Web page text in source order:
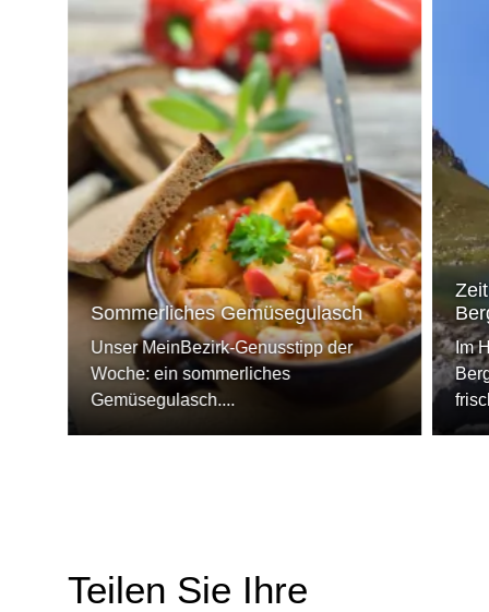
Sommerliches Gemüsegulasch
Unser MeinBezirk-Genusstipp der
Woche: ein sommerliches
Gemüsegulasch....
Im
Teilen Sie Ihre